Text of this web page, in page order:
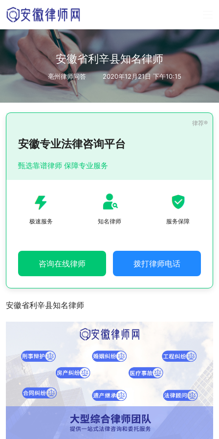
安徽省利辛县知名律师
亳州律师问答 2020年12月21日 下午10:15
安徽专业法律咨询平台
甄选靠谱律师 保障专业服务
极速服务 知名律师 服务保障
咨询在线律师 拨打律师电话
安徽省利辛县知名律师